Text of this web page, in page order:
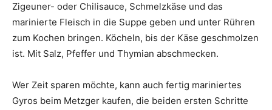
Zigeuner- oder Chilisauce, Schmelzkäse und das
marinierte Fleisch in die Suppe geben und unter Rühren
zum Kochen bringen. Köcheln, bis der Käse geschmolzen
ist. Mit Salz, Pfeffer und Thymian abschmecken.
Wer Zeit sparen möchte, kann auch fertig mariniertes
Gyros beim Metzger kaufen, die beiden ersten Schritte